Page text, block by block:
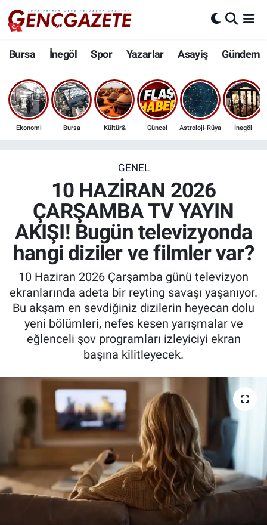
Bursa İnegöl Spor Yazarlar Asayiş Gündem
Ekonomi Bursa Kültür& Güncel Astroloji-Rüya İnegöl
GENEL
10 HAZİRAN 2026
ÇARŞAMBA TV YAYIN
AKIŞI! Bugün televizyonda
hangi diziler ve filmler var?
10 Haziran 2026 Çarşamba günü televizyon
ekranlarında adeta bir reyting savaşı yaşanıyor.
Bu akşam en sevdiğiniz dizilerin heyecan dolu
yeni bölümleri, nefes kesen yarışmalar ve
eğlenceli şov programları izleyiciyi ekran
başına kilitleyecek.
Bursa
İnegöl
3.SAYFA
Ekonomi
Güncel
İnanç
Kadın & Aile
Kültür & Sanat
Sağlık
Siyaset
Teknoloji
Yazarlar
Astroloji-Rüya
Nöbetçi Eczaneler
Hava Durumu
Trafik Durumu
Son Dakika Haberleri
Haber Arşivi